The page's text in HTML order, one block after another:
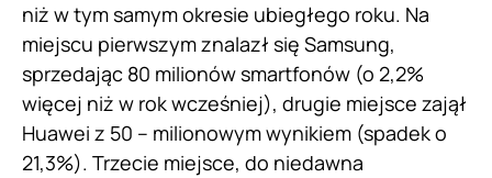
niż w tym samym okresie ubiegłego roku. Na
miejscu pierwszym znalazł się Samsung,
sprzedając 80 milionów smartfonów (o 2,2%
więcej niż w rok wcześniej), drugie miejsce zajął
Huawei z 50 – milionowym wynikiem (spadek o
21,3%). Trzecie miejsce, do niedawna